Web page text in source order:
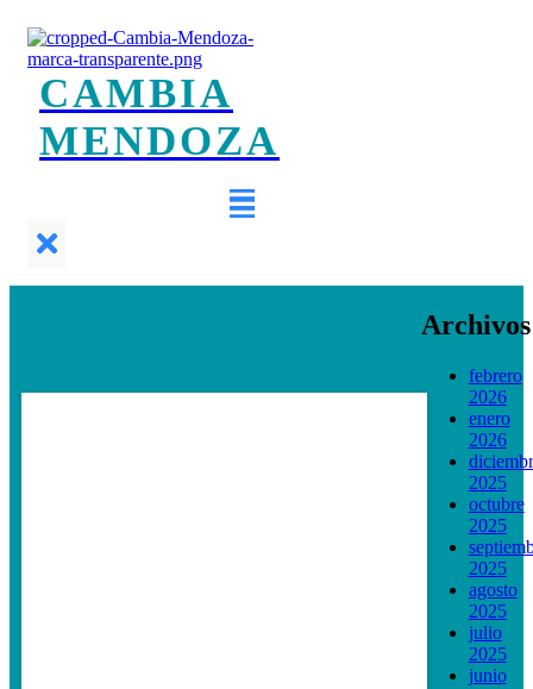
CAMBIA
MENDOZA
Archivos
febrero
2026
enero
2026
2025
octubre
2025
2025
agosto
2025
julio
2025
junio